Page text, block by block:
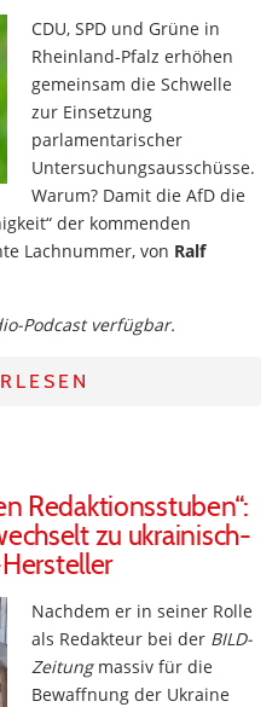
CDU, SPD und Grüne in
Rheinland-Pfalz erhöhen
gemeinsam die Schwelle
zur Einsetzung
parlamentarischer
Untersuchungsausschüsse.
Warum? Damit die AfD die
der kommenden
Lachnummer, von Ralf
Podcast verfügbar.
Redaktionsstuben“:
zu ukrainisch-
Nachdem er in seiner Rolle
als Redakteur bei der BILD-
Zeitungmassiv für die
Bewaffnung der Ukraine